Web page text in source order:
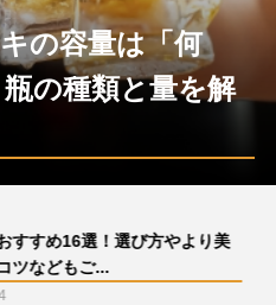
の容量は「何
の種類と量を解
すすめ16選！選び方やより美
ツなどもご...